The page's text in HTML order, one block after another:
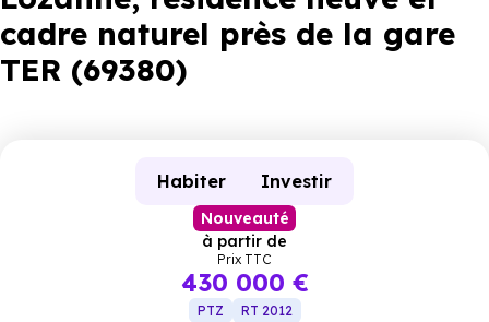
cadre naturel près de la gare
TER (69380)
Habiter Investir
Nouveauté
à partir de
Prix TTC
430 000 €
PTZ RT 2012